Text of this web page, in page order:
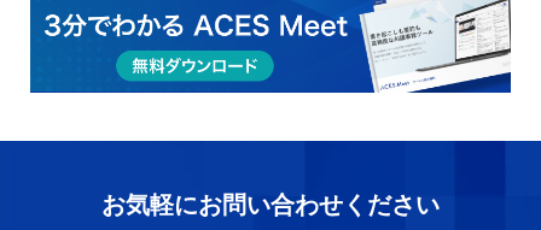
お気軽にお問い合わせください